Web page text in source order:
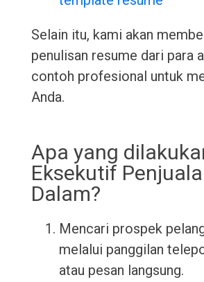
Selain itu, kami akan
penulisan resume dari para
contoh profesional untuk
Anda.
Apa yang
Eksekutif
Dalam?
Mencari prospek
melalui panggilan
atau pesan langsung.